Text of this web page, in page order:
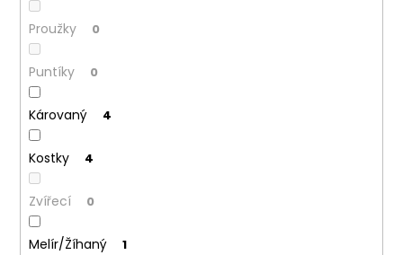
Proužky 0
Puntíky 0
Károvaný 4
Kostky 4
Zvířecí 0
Melír/Žíhaný 1